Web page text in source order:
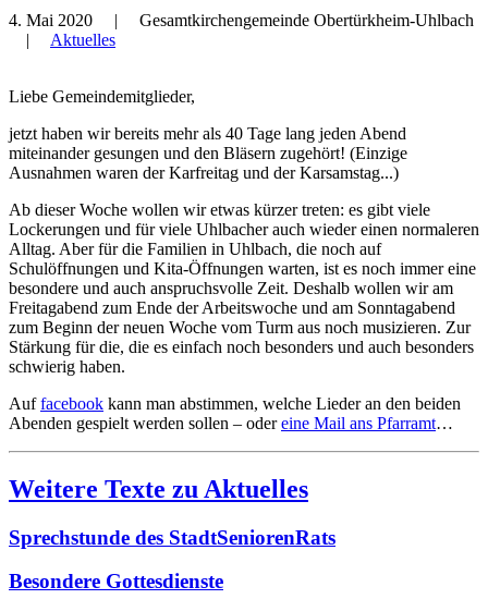
4. Mai 2020 | Gesamtkirchengemeinde Obertürkheim-Uhlbach
| Aktuelles
Liebe Gemeindemitglieder,
jetzt haben wir bereits mehr als 40 Tage lang jeden Abend
miteinander gesungen und den Bläsern zugehört! (Einzige
Ausnahmen waren der Karfreitag und der Karsamstag...)
Ab dieser Woche wollen wir etwas kürzer treten: es gibt viele
Lockerungen und für viele Uhlbacher auch wieder einen normaleren
Alltag. Aber für die Familien in Uhlbach, die noch auf
Schulöffnungen und Kita-Öffnungen warten, ist es noch immer eine
besondere und auch anspruchsvolle Zeit. Deshalb wollen wir am
Freitagabend zum Ende der Arbeitswoche und am Sonntagabend
zum Beginn der neuen Woche vom Turm aus noch musizieren. Zur
Stärkung für die, die es einfach noch besonders und auch besonders
schwierig haben.
Auffacebook kann man abstimmen, welche Lieder an den beiden
Abenden gespielt werden sollen – odereine Mail ans Pfarramt…
Weitere Texte zu Aktuelles
Sprechstunde des StadtSeniorenRats
Besondere Gottesdienste